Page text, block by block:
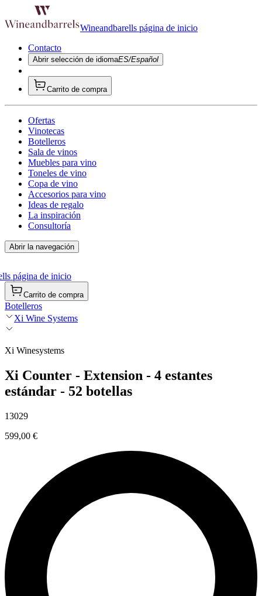
Wineandbarells página de inicio
Contacto
Abrir selección de idiomaES/Español
Carrito de compra
Ofertas
Vinotecas
Botelleros
Sala de vinos
Muebles para vino
Toneles de vino
Copa de vino
Accesorios para vino
Ideas de regalo
La inspiración
Consultoría
Abrir la navegación
página de inicio
Carrito de compra
Botelleros
Xi Wine Systems
Xi Winesystems
Xi Counter - Extension - 4 estantes
estándar - 52 botellas
13029
599,00 €